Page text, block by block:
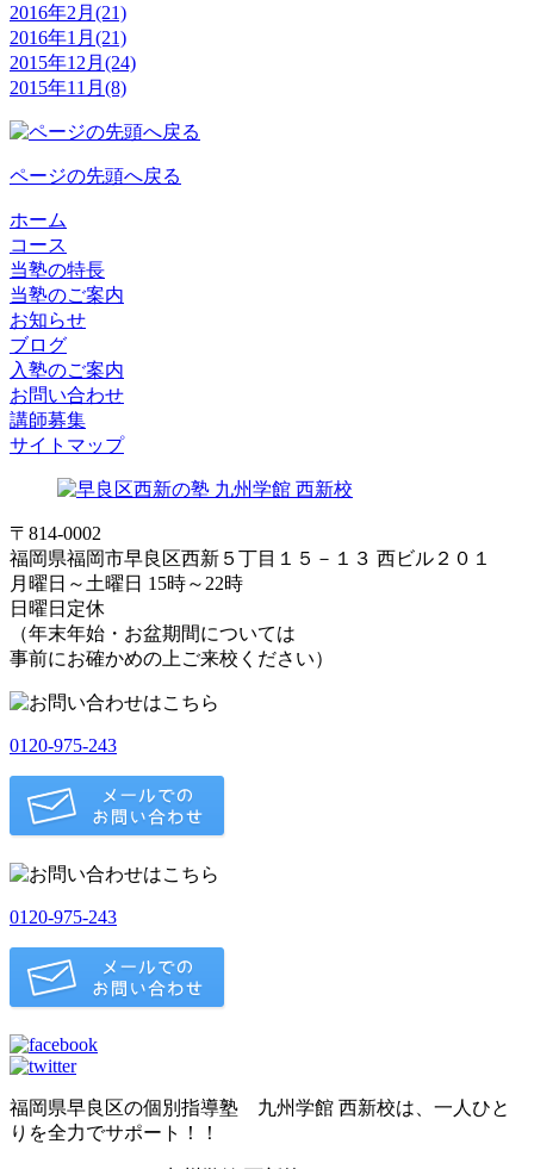
2016年2月(21)
2016年1月(21)
2015年12月(24)
2015年11月(8)
ページの先頭へ戻る
ホーム
コース
当塾の特長
当塾のご案内
お知らせ
ブログ
入塾のご案内
お問い合わせ
講師募集
サイトマップ
〒814-0002
福岡県福岡市早良区西新５丁目１５－１３ 西ビル２０１
月曜日～土曜日 15時～22時
日曜日定休
（年末年始・お盆期間については
事前にお確かめの上ご来校ください）
0120-975-243
0120-975-243
福岡県早良区の個別指導塾 九州学館 西新校は、一人ひと
りを全力でサポート！！